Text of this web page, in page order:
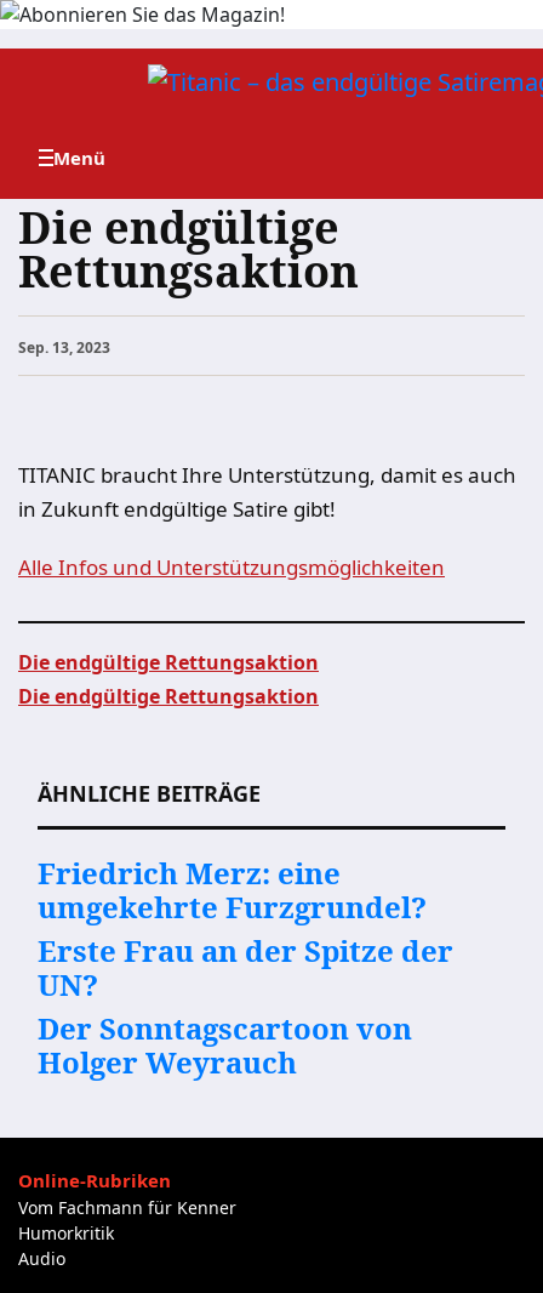
Zum
Die endgültige
Rettungsaktion
Sep. 13, 2023
TITANIC braucht Ihre Unterstützung, damit es auch
in Zukunft endgültige Satire gibt!
Alle Infos und Unterstützungsmöglichkeiten
Die endgültige Rettungsaktion
Die endgültige Rettungsaktion
ÄHNLICHE BEITRÄGE
Friedrich Merz: eine
umgekehrte Furzgrundel?
Erste Frau an der Spitze der
UN?
Der Sonntagscartoon von
Holger Weyrauch
Online-Rubriken
Vom Fachmann für Kenner
Humorkritik
Audio